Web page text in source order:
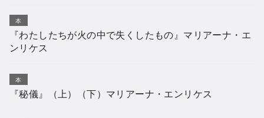
本
『わたしたちが火の中で失くしたもの』マリアーナ・エ
ンリケス
本
『秘儀』（上）（下）マリアーナ・エンリケス